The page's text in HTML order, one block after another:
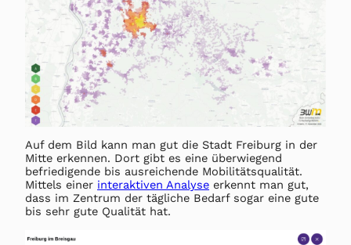
Auf dem Bild kann man gut die Stadt Freiburg in der
Mitte erkennen. Dort gibt es eine überwiegend
befriedigende bis ausreichende Mobilitätsqualität.
Mittels einer interaktiven Analyse erkennt man gut,
dass im Zentrum der tägliche Bedarf sogar eine gute
bis sehr gute Qualität hat.